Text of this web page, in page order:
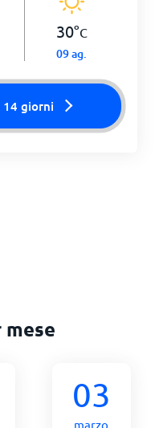
30°C
09 ag.
14 giorni
03
marzo